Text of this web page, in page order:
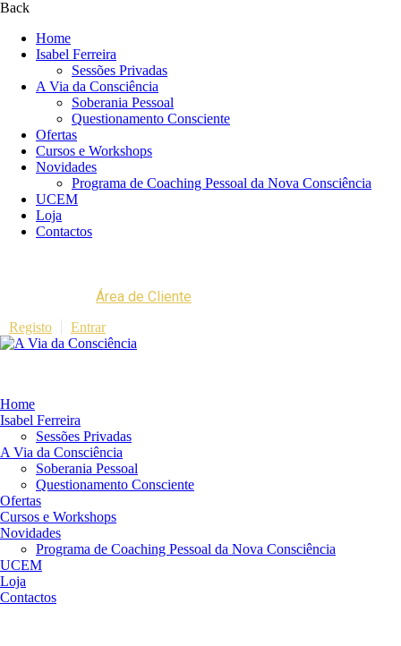
Back
Home
Isabel Ferreira
Sessões Privadas
A Via da Consciência
Soberania Pessoal
Questionamento Consciente
Ofertas
Cursos e Workshops
Novidades
Programa de Coaching Pessoal da Nova Consciência
UCEM
Loja
Contactos
Área de Cliente
Registo Entrar
Home
Isabel Ferreira
Sessões Privadas
A Via da Consciência
Soberania Pessoal
Questionamento Consciente
Ofertas
Cursos e Workshops
Novidades
Programa de Coaching Pessoal da Nova Consciência
UCEM
Loja
Contactos